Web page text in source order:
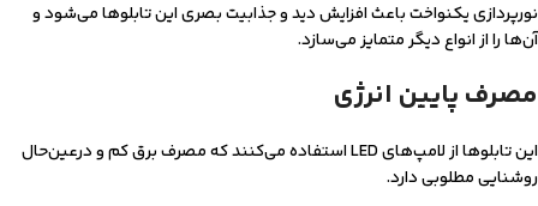
نورپردازی یکنواخت باعث افزایش دید و جذابیت بصری این تابلوها می‌شود و
آن‌ها را از انواع دیگر متمایز می‌سازد.
مصرف پایین انرژی
این تابلوها از لامپ‌های LED استفاده می‌کنند که مصرف برق کم و درعین‌حال
روشنایی مطلوبی دارد.